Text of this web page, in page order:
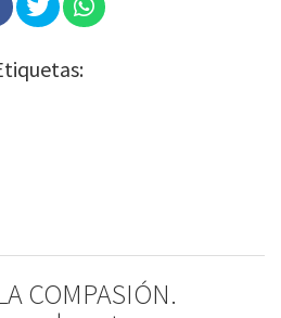
COMPASIÓN.